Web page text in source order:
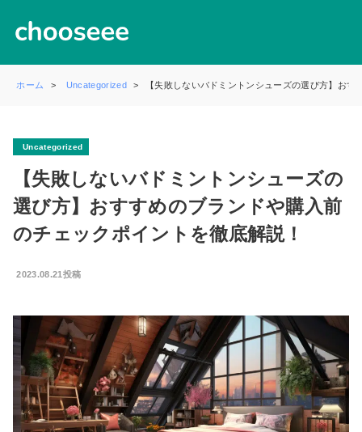
ホーム Uncategorized 【失敗しないバドミントンシューズの選び方】お
Uncategorized
【失敗しないバドミントンシューズの
選び方】おすすめのブランドや購入前
のチェックポイントを徹底解説！
2023.08.21投稿